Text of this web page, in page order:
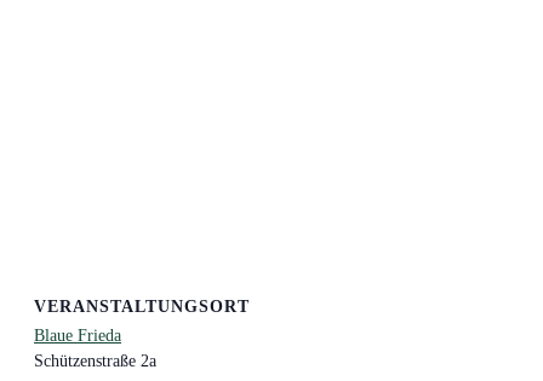
VERANSTALTUNGSORT
Blaue Frieda
Schützenstraße 2a